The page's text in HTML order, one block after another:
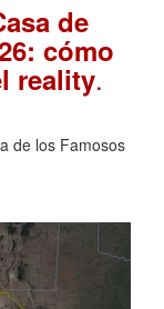
de
cómo
reality.
de los Famosos